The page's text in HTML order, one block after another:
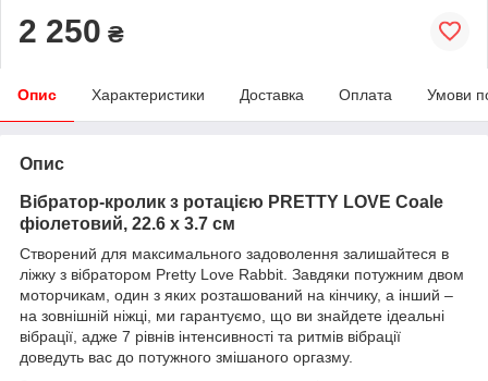
2 250 ₴
Опис Характеристики Доставка Оплата Умови
Опис
Вібратор-кролик з ротацією PRETTY LOVE Coale
фіолетовий, 22.6 х 3.7 см
Створений для максимального задоволення залишайтеся в
ліжку з вібратором Pretty Love Rabbit. Завдяки потужним двом
моторчикам, один з яких розташований на кінчику, а інший –
на зовнішній ніжці, ми гарантуємо, що ви знайдете ідеальні
вібрації, адже 7 рівнів інтенсивності та ритмів вібрації
доведуть вас до потужного змішаного оргазму.